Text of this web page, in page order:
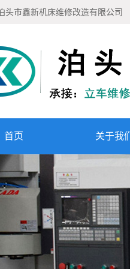
头市鑫新机床维修改造有限公司
首页 关于我们